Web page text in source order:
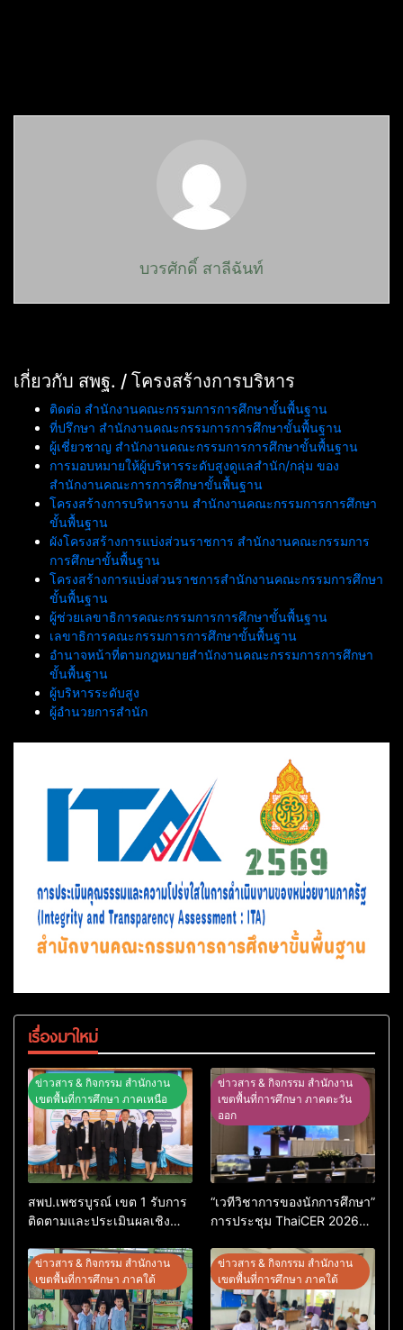
บวรศักดิ์ สาลีฉันท์
เกี่ยวกับ สพฐ. / โครงสร้างการบริหาร
ติดต่อ สำนักงานคณะกรรมการการศึกษาขั้นพื้นฐาน
ที่ปรึกษา สำนักงานคณะกรรมการการศึกษาขั้นพื้นฐาน
ผู้เชี่ยวชาญ สำนักงานคณะกรรมการการศึกษาขั้นพื้นฐาน
การมอบหมายให้ผู้บริหารระดับสูงดูแลสำนัก/กลุ่ม ของ
สำนักงานคณะการการศึกษาขั้นพื้นฐาน
โครงสร้างการบริหารงาน สำนักงานคณะกรรมการการศึกษา
ขั้นพื้นฐาน
ผังโครงสร้างการแบ่งส่วนราชการ สำนักงานคณะกรรมการ
การศึกษาขั้นพื้นฐาน
โครงสร้างการแบ่งส่วนราชการสำนักงานคณะกรรมการศึกษา
ขั้นพื้นฐาน
ผู้ช่วยเลขาธิการคณะกรรมการการศึกษาขั้นพื้นฐาน
เลขาธิการคณะกรรมการการศึกษาขั้นพื้นฐาน
อำนาจหน้าที่ตามกฎหมายสำนักงานคณะกรรมการการศึกษา
ขั้นพื้นฐาน
ผู้บริหารระดับสูง
ผู้อำนวยการสำนัก
เรื่องมาใหม่
ข่าวสาร & กิจกรรม สำนักงาน
เขตพื้นที่การศึกษา ภาคเหนือ
สพป.เพชรบูรณ์ เขต 1 รับการ
ติดตามและประเมินผลเชิง
ต้นแบบ” ระดับประเทศ รุ่นที่ 3
ประจำปีงบประมาณ พ.ศ.
2569
ข่าวสาร & กิจกรรม สำนักงาน
เขตพื้นที่การศึกษา ภาคตะวัน
ออก
“เวทีวิชาการของนักการศึกษา”
การประชุม ThaiCER 2026
Conference on Education
Research (ThaiCER) 2026
ข่าวสาร & กิจกรรม สำนักงาน
เขตพื้นที่การศึกษา ภาคใต้
ข่าวสาร & กิจกรรม สำนักงาน
เขตพื้นที่การศึกษา ภาคใต้